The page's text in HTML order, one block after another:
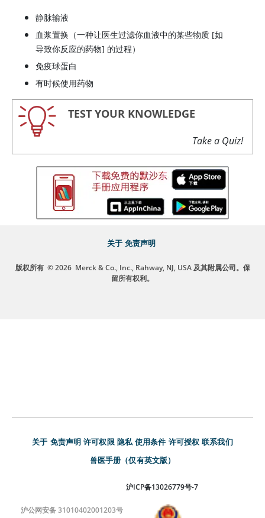
静脉输液
血浆置换（一种让医生过滤你血液中的某些物质 [如
导致你反应的药物] 的过程）
免疫球蛋白
有时候使用药物
TEST YOUR KNOWLEDGE
Take a Quiz!
关于 免责声明
版权所有 © 2026 Merck & Co., Inc., Rahway, NJ, USA 及其附属公司。保
留所有权利。
关于 免责声明 许可权限 隐私 使用条件 许可授权 联系我们
兽医手册（仅有英文版）
沪ICP备13026779号-7
沪公网安备 31010402001203号